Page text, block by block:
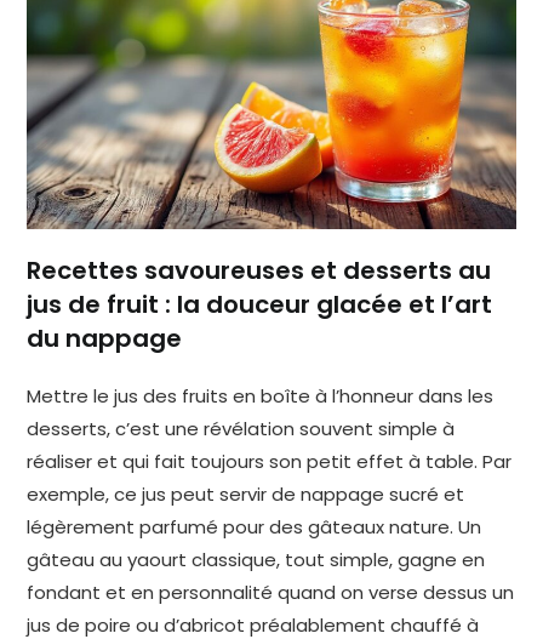
Recettes savoureuses et desserts au
jus de fruit : la douceur glacée et l’art
du nappage
Mettre le jus des fruits en boîte à l’honneur dans les
desserts, c’est une révélation souvent simple à
réaliser et qui fait toujours son petit effet à table. Par
exemple, ce jus peut servir de nappage sucré et
légèrement parfumé pour des gâteaux nature. Un
gâteau au yaourt classique, tout simple, gagne en
fondant et en personnalité quand on verse dessus un
jus de poire ou d’abricot préalablement chauffé à